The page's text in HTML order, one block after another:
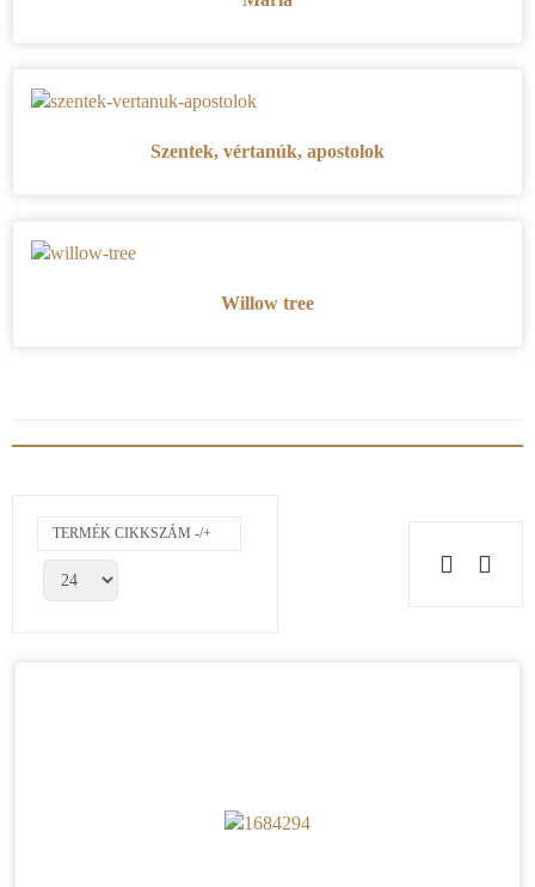
Szentek, vértanúk, apostolok
Willow tree
TERMÉK CIKKSZÁM -/+